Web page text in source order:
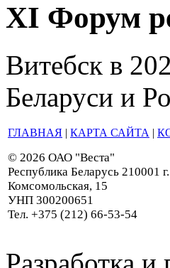
XI Форум
Витебск в
Беларуси и
ГЛАВНАЯ | КАРТА САЙТА |
© 2026 ОАО "Веста"
Республика Беларусь 210001
Комсомольская, 15
УНП 300200651
Тел. +375 (212) 66-53-54